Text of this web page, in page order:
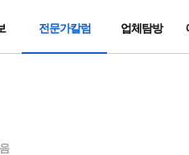
전문가칼럼 업체탐방